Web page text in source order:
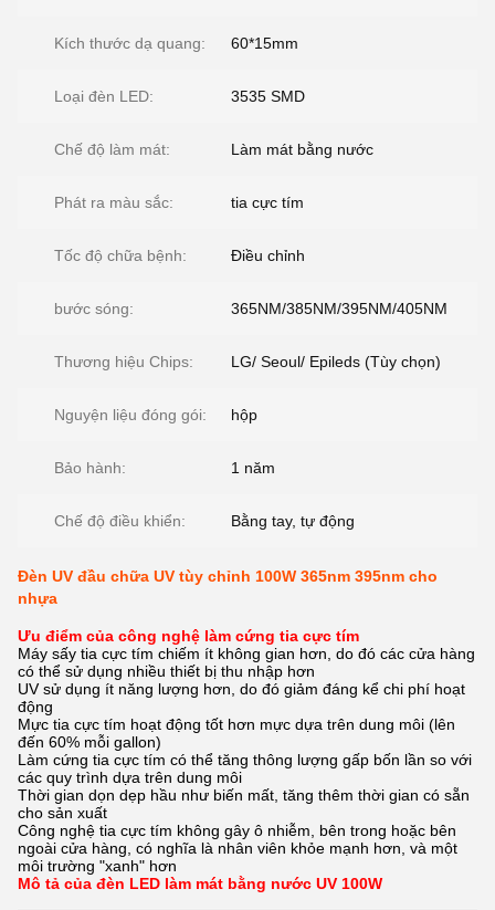
Kích thước dạ quang: 60*15mm
Loại đèn LED: 3535 SMD
Chế độ làm mát: Làm mát bằng nước
Phát ra màu sắc: tia cực tím
Tốc độ chữa bệnh: Điều chỉnh
bước sóng: 365NM/385NM/395NM/405NM
Thương hiệu Chips: LG/ Seoul/ Epileds (Tùy chọn)
Nguyện liệu đóng gói: hộp
Bảo hành: 1 năm
Chế độ điều khiển: Bằng tay, tự động
Đèn UV đầu chữa UV tùy chỉnh 100W 365nm 395nm cho
nhựa
Ưu điểm của công nghệ làm cứng tia cực tím
Máy sấy tia cực tím chiếm ít không gian hơn, do đó các cửa hàng
có thể sử dụng nhiều thiết bị thu nhập hơn
UV sử dụng ít năng lượng hơn, do đó giảm đáng kể chi phí hoạt
động
Mực tia cực tím hoạt động tốt hơn mực dựa trên dung môi (lên
đến 60% mỗi gallon)
Làm cứng tia cực tím có thể tăng thông lượng gấp bốn lần so với
các quy trình dựa trên dung môi
Thời gian dọn dẹp hầu như biến mất, tăng thêm thời gian có sẵn
cho sản xuất
Công nghệ tia cực tím không gây ô nhiễm, bên trong hoặc bên
ngoài cửa hàng, có nghĩa là nhân viên khỏe mạnh hơn, và một
môi trường "xanh" hơn
Mô tả của đèn LED làm mát bằng nước UV 100W